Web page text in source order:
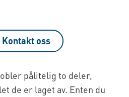
Kontakt oss
pålitelig to deler,
de er laget av. Enten du